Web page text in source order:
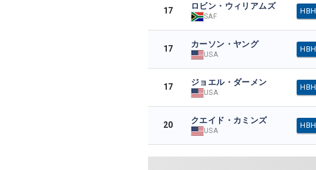
17 ロビン・ウィリアムズ
SAF
HBH
17 カーソン・ヤング
USA
HBH
17 ジョエル・ダーメン
USA
HBH
20 クエイド・カミンズ
USA
HBH